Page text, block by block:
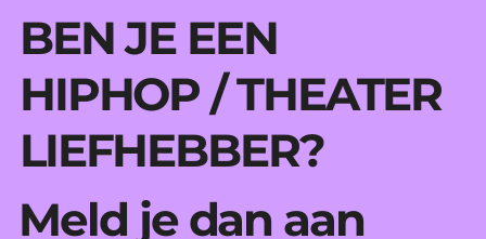
BEN JE EEN
HIPHOP / THEATER
LIEFHEBBER?
Meld je dan aan